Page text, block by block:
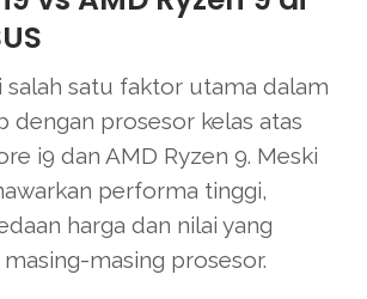
salah satu faktor utama dalam
dengan prosesor kelas atas
i9 dan AMD Ryzen 9. Meski
performa tinggi,
harga dan nilai yang
masing prosesor.